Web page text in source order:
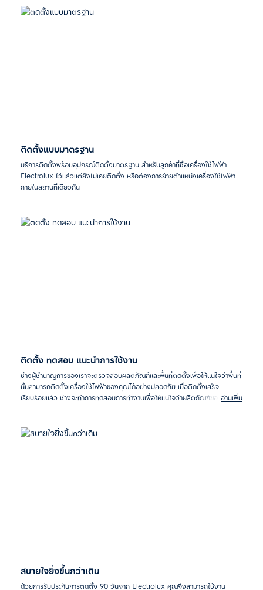
ติดตั้งแบบมาตรฐาน
บริการติดตั้งพร้อมอุปกรณ์ติดตั้งมาตรฐาน สำหรับลูกค้าที่ซื้อเครื่องใช้ไฟฟ้า
Electrolux ไว้แล้วแต่ยังไม่เคยติดตั้ง หรือต้องการย้ายตำแหน่งเครื่องใช้ไฟฟ้า
ภายในสถานที่เดียวกัน
ติดตั้ง ทดสอบ แนะนำการใช้งาน
ช่างผู้ชำนาญการของเราจะตรวจสอบผลิตภัณฑ์และพื้นที่ติดตั้งเพื่อให้แน่ใจว่าพื้นที่
นั้นสามารถติดตั้งเครื่องใช้ไฟฟ้าของคุณได้อย่างปลอดภัย เมื่อติดตั้งเสร็จ
เรียบร้อยแล้ว ช่างจะทำการทดสอบการทำงานเพื่อให้แน่ใจว่าผลิตภัณฑ์ของคุณอ่านเพิ่ม
สบายใจยิ่งขึ้นกว่าเดิม
ด้วยการรับประกันการติดตั้ง 90 วันจาก Electrolux คุณจึงสามารถใช้งาน